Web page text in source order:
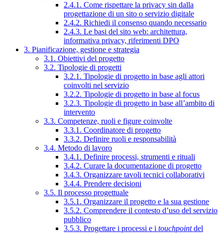
2.4.1. Come rispettare la privacy sin dalla
progettazione di un sito o servizio digitale
2.4.2. Richiedi il consenso quando necessario
2.4.3. Le basi del sito web: architettura,
informativa privacy, riferimenti DPO
3. Pianificazione, gestione e strategia
3.1. Obiettivi del progetto
3.2. Tipologie di progetti
3.2.1. Tipologie di progetto in base agli attori
coinvolti nel servizio
3.2.2. Tipologie di progetto in base al focus
3.2.3. Tipologie di progetto in base all’ambito di
intervento
3.3. Competenze, ruoli e figure coinvolte
3.3.1. Coordinatore di progetto
3.3.2. Definire ruoli e responsabilità
3.4. Metodo di lavoro
3.4.1. Definire processi, strumenti e rituali
3.4.2. Curare la documentazione di progetto
3.4.3. Organizzare tavoli tecnici collaborativi
3.4.4. Prendere decisioni
3.5. Il processo progettuale
3.5.1. Organizzare il progetto e la sua gestione
3.5.2. Comprendere il contesto d’uso del servizio
pubblico
3.5.3. Progettare i processi e i touchpointdel